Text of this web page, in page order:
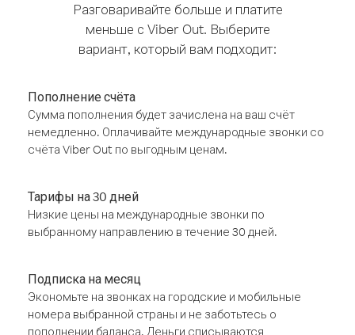
Разговаривайте больше и платите
меньше с Viber Out. Выберите
вариант, который вам подходит:
Пополнение счёта
Сумма пополнения будет зачислена на ваш счёт
немедленно. Оплачивайте международные звонки со
счёта Viber Out по выгодным ценам.
Тарифы на 30 дней
Низкие цены на международные звонки по
выбранному направлению в течение 30 дней.
Подписка на месяц
Экономьте на звонках на городские и мобильные
номера выбранной страны и не заботьтесь о
пополнении баланса. Деньги списываются